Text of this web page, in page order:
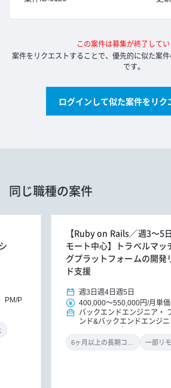
この案件は募集が終了してい
案件をリクエストすることで、優先的に似た案
です。
ログインして似た案件をリク
同じ職種の案件
PM/P
【Ruby on Rails／週3～5
モート中心】トラベルマッ
グプラットフォームの開発
ド支援
週3日 週4日 週5日
400,000～550,000円/月単価
バックエンドエンジニア
ンド&バックエンドエンジニ
一部リ